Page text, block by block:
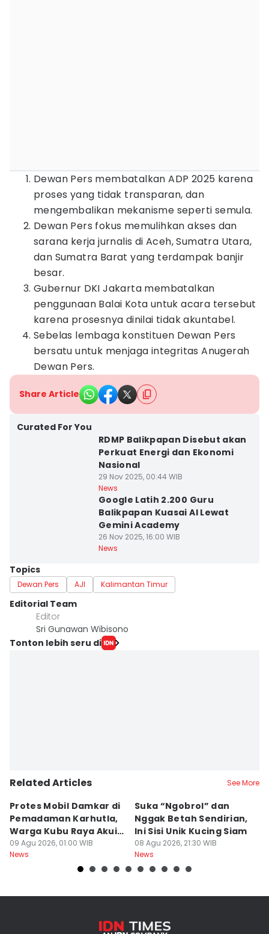
Dewan Pers membatalkan ADP 2025 karena
proses yang tidak transparan, dan
mengembalikan mekanisme seperti semula.
Dewan Pers fokus memulihkan akses dan
sarana kerja jurnalis di Aceh, Sumatra Utara,
dan Sumatra Barat yang terdampak banjir
besar.
Gubernur DKI Jakarta membatalkan
penggunaan Balai Kota untuk acara tersebut
karena prosesnya dinilai tidak akuntabel.
Sebelas lembaga konstituen Dewan Pers
bersatu untuk menjaga integritas Anugerah
Dewan Pers.
Share Article
Curated For You
RDMP Balikpapan Disebut akan
Perkuat Energi dan Ekonomi
Nasional
29 Nov 2025, 00:44 WIB
News
Google Latih 2.200 Guru
Balikpapan Kuasai AI Lewat
Gemini Academy
26 Nov 2025, 16:00 WIB
News
Topics
Dewan Pers AJI Kalimantan Timur
Editorial Team
Editor
Sri Gunawan Wibisono
Tonton lebih seru di
Related Articles See More
Protes Mobil Damkar di
Pemadaman Karhutla,
Warga Kubu Raya Akui
Khilaf
09 Agu 2026, 01:00 WIB
News
Suka “Ngobrol” dan
Nggak Betah Sendirian,
Ini Sisi Unik Kucing Siam
08 Agu 2026, 21:30 WIB
News